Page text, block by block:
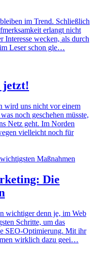
im Trend. Schließlich
erlangt nicht
Interesse wecken, als durch
Leser schon gle…
jetzt!
wird uns nicht vor einem
noch geschehen müsste,
Netz geht. Im Norden
vielleicht noch für
Die
wichtiger denn je, im Web
Schritte, um das
SEO-Optimierung. Mit ihr
wirklich dazu geei…